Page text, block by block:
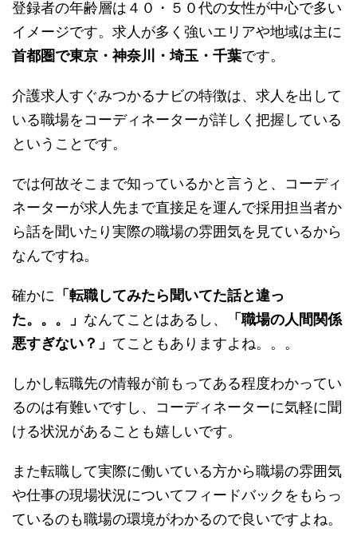
登録者の年齢層は４０・５０代の女性が中心で多い
イメージです。求人が多く強いエリアや地域は主に
首都圏で東京・神奈川・埼玉・千葉です。
介護求人すぐみつかるナビの特徴は、求人を出して
いる職場をコーディネーターが詳しく把握している
ということです。
では何故そこまで知っているかと言うと、コーディ
ネーターが求人先まで直接足を運んで採用担当者か
ら話を聞いたり実際の職場の雰囲気を見ているから
なんですね。
確かに 「転職してみたら聞いてた話と違っ
た。。。」 なんてことはあるし、
「職場の人間関係
悪すぎない？」 てこともありますよね。。。
しかし転職先の情報が前もってある程度わかってい
るのは有難いですし、コーディネーターに気軽に聞
ける状況があることも嬉しいです。
また転職して実際に働いている方から職場の雰囲気
や仕事の現場状況についてフィードバックをもらっ
ているのも職場の環境がわかるので良いですよね。